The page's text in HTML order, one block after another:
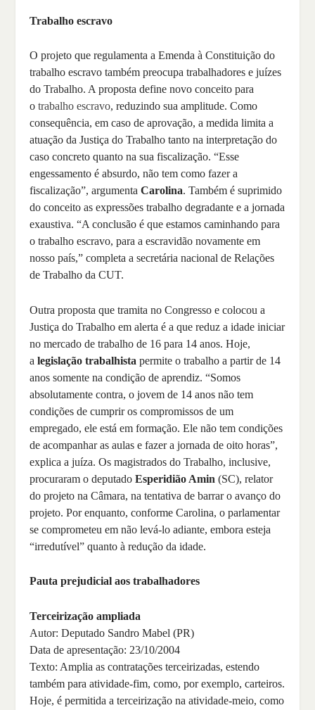
Trabalho escravo
O projeto que regulamenta a Emenda à Constituição do
trabalho escravo também preocupa trabalhadores e juízes
do Trabalho. A proposta define novo conceito para
otrabalho escravo, reduzindo sua amplitude. Como
consequência, em caso de aprovação, a medida limita a
atuação da Justiça do Trabalho tanto na interpretação do
caso concreto quanto na sua fiscalização. “Esse
engessamento é absurdo, não tem como fazer a
fiscalização”, argumentaCarolina. Também é suprimido
do conceito as expressões trabalho degradante e a jornada
exaustiva. “A conclusão é que estamos caminhando para
o trabalho escravo, para a escravidão novamente em
nosso país,” completa a secretária nacional de Relações
de Trabalho da CUT.
Outra proposta que tramita no Congresso e colocou a
Justiça do Trabalho em alerta é a que reduz a idade iniciar
no mercado de trabalho de 16 para 14 anos. Hoje,
alegislação trabalhista permite o trabalho a partir de 14
anos somente na condição de aprendiz. “Somos
absolutamente contra, o jovem de 14 anos não tem
condições de cumprir os compromissos de um
empregado, ele está em formação. Ele não tem condições
de acompanhar as aulas e fazer a jornada de oito horas”,
explica a juíza. Os magistrados do Trabalho, inclusive,
procuraram o deputadoEsperidião Amin (SC), relator
do projeto na Câmara, na tentativa de barrar o avanço do
projeto. Por enquanto, conforme Carolina, o parlamentar
se comprometeu em não levá-lo adiante, embora esteja
“irredutível” quanto à redução da idade.
Pauta prejudicial aos trabalhadores
Terceirização ampliada
Autor: Deputado Sandro Mabel (PR)
Data de apresentação: 23/10/2004
Texto: Amplia as contratações terceirizadas, estendo
também para atividade-fim, como, por exemplo, carteiros.
Hoje, é permitida a terceirização na atividade-meio, como